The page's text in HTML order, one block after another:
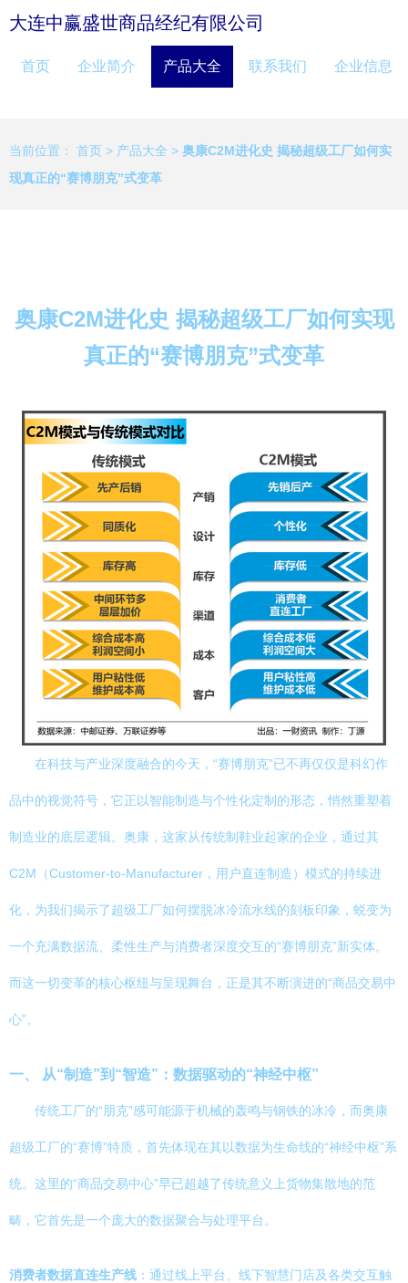
大连中赢盛世商品经纪有限公司
首页 企业简介 产品大全 联系我们 企业信息
当前位置： 首页 > 产品大全 > 奥康C2M进化史 揭秘超级工厂如何实
现真正的“赛博朋克”式变革
奥康C2M进化史 揭秘超级工厂如何实现
真正的“赛博朋克”式变革
在科技与产业深度融合的今天，“赛博朋克”已不再仅仅是科幻作
品中的视觉符号，它正以智能制造与个性化定制的形态，悄然重塑着
制造业的底层逻辑。奥康，这家从传统制鞋业起家的企业，通过其
C2M（Customer-to-Manufacturer，用户直连制造）模式的持续进
化，为我们揭示了超级工厂如何摆脱冰冷流水线的刻板印象，蜕变为
一个充满数据流、柔性生产与消费者深度交互的“赛博朋克”新实体。
而这一切变革的核心枢纽与呈现舞台，正是其不断演进的“商品交易中
心”。
一、 从“制造”到“智造”：数据驱动的“神经中枢”
传统工厂的“朋克”感可能源于机械的轰鸣与钢铁的冰冷，而奥康
超级工厂的“赛博”特质，首先体现在其以数据为生命线的“神经中枢”系
统。这里的“商品交易中心”早已超越了传统意义上货物集散地的范
畴，它首先是一个庞大的数据聚合与处理平台。
消费者数据直连生产线 ：通过线上平台、线下智慧门店及各类交互触